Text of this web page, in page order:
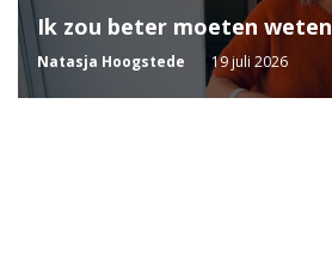
Ik zou beter moeten weten
Natasja Hoogstede 19 juli 2026